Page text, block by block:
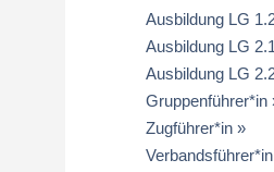
Ausbildung LG
Ausbildung LG 2.1
Ausbildung LG
Gruppenführer*in
Zugführer*in
Verbandsführer*in